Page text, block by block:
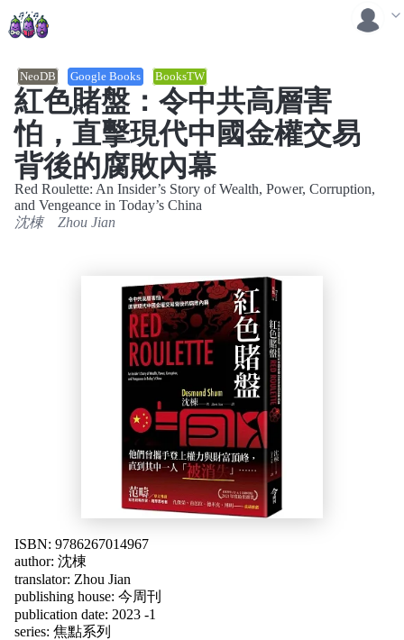
紅色賭盤：令中共高層害
怕，直擊現代中國金權交易
背後的腐敗內幕
NeoDB Google Books BooksTW
ISBN: 9786267014967
author: 沈棟
translator: Zhou Jian
publishing house: 今周刊
publication date: 2023 -1
series: 焦點系列
Red Roulette: An Insider’s Story of Wealth, Power, Corruption,
and Vengeance in Today’s China
沈棟
Zhou Jian